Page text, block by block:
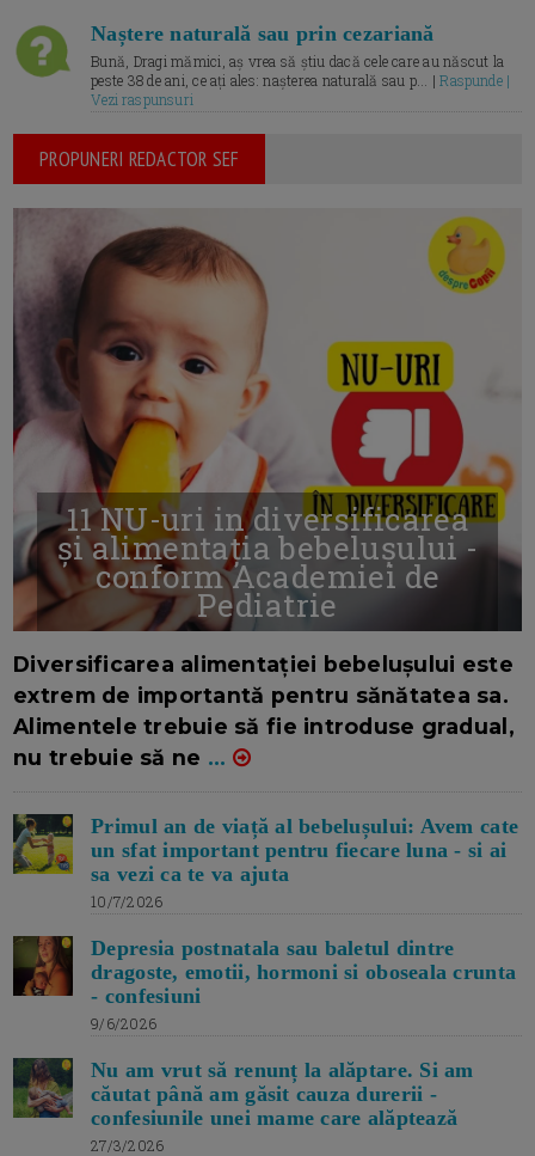
Naștere naturală sau prin cezariană
Bună, Dragi mămici, aș vrea să știu dacă cele care au născut la
peste 38 de ani, ce ați ales: nașterea naturală sau p... |Raspunde |
Vezi raspunsuri
PROPUNERI REDACTOR SEF
11 NU-uri in diversificarea
și alimentația bebelușului -
conform Academiei de
Pediatrie
Diversificarea alimentației bebelușului este
extrem de importantă pentru sănătatea sa.
Alimentele trebuie să fie introduse gradual,
nu trebuie să ne ...
Primul an de viață al bebelușului: Avem cate
un sfat important pentru fiecare luna - si ai
sa vezi ca te va ajuta
10/7/2026
Depresia postnatala sau baletul dintre
dragoste, emotii, hormoni si oboseala crunta
- confesiuni
9/6/2026
Nu am vrut să renunț la alăptare. Si am
căutat până am găsit cauza durerii -
confesiunile unei mame care alăptează
27/3/2026